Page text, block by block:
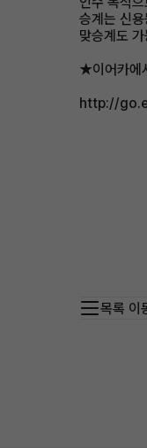
승계는 신
맞승계도
★이어카에
http://
목록 이